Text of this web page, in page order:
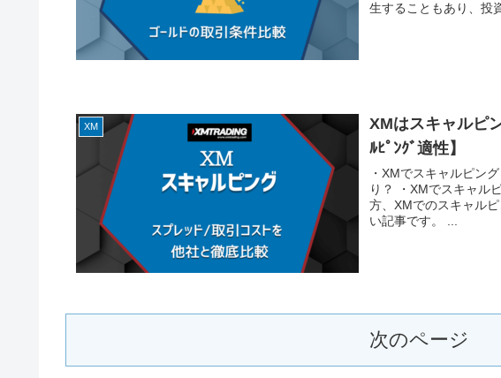
生することもあり、投
XM
XMはスキャルピ
ﾙﾋﾟﾝｸﾞ適性】
・XMでスキャルピン
り？ ・XMでスキャル
方、XMでのスキャル
い記事です。 ...
次のページ